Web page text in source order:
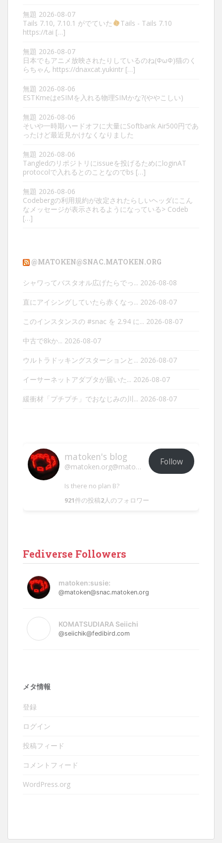
無題 2026-08-07
Tails 7.10, 7.10.1 がでていた
Tails - Tails 7.10
https://tai […]
無題 2026-08-07
日本でもアニメ放映されたりしているのね(ΦωΦ)猫のく
らちゃん https://dnaxcat.yukintr […]
無題 2026-08-06
ESTKmeはeSIMを入れる物理SIMかな?(ややこしい)
無題 2026-08-06
そいや一時期ハードオフに大量にSoftbank Air500円であ
ったけど最近見かけなくなりました
無題 2026-08-06
Tangledのリポジトリにissueを投げるためにloginAT
protocolで入れるとのことなのでbs […]
無題 2026-08-06
Codebergの利用規約が改定されたらしいヘッダにこん
なメッセージが表示されるようになっている> Codeb
[…]
@MATOKEN@SNAC.MATOKEN.ORG
シャワってバスタオル広げたらでっ... 2026-08-08
直にアイシングしていたら赤くなっ... 2026-08-07
このインスタンスの #snac を 2.94 に... 2026-08-07
中古で8kか... 2026-08-07
ウルトラドッキングスターションと... 2026-08-07
イーサーネットアダプタが届いた... 2026-08-07
緩衝材「プチプチ」でおなじみの川... 2026-08-07
matoken's blog
@matoken.org@matoken.org
Follow
Is there no plan B?
921件の投稿2人のフォロワー
Fediverse Followers
matoken:susie:
@matoken@snac.matoken.org
KOMATSUDIARA Seiichi
@seiichik@fedibird.com
メタ情報
登録
ログイン
投稿フィード
コメントフィード
WordPress.org